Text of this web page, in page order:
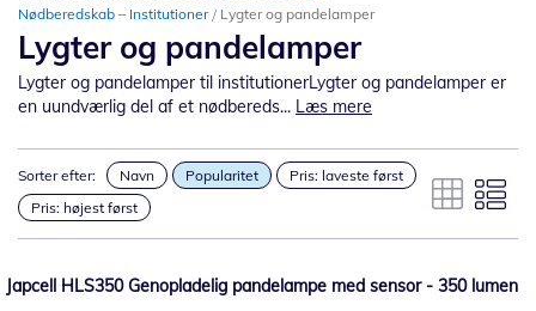
Nødberedskab – Institutioner
Lygter og pandelamper
Lygter og pandelamper
Lygter og pandelamper til institutionerLygter og pandelamper er
en uundværlig del af et nødbereds... Læs mere
Sorter efter: Navn Popularitet
Pris: laveste først
Pris: højest først
Japcell HLS350 Genopladelig pandelampe med sensor - 350 lumen